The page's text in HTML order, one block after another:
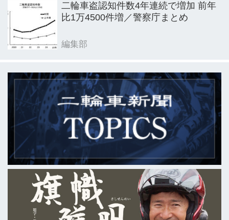
二輪車盗認知件数4年連続で増加 前年
比1万4500件増／警察庁まとめ
編集部